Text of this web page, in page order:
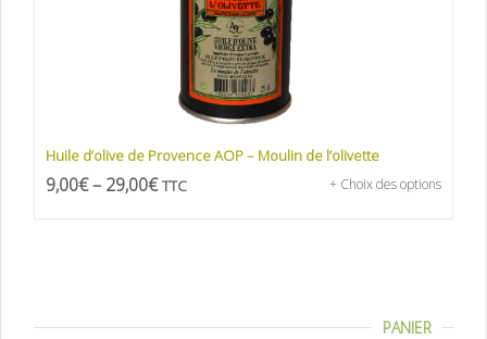
Huile d’olive de Provence AOP – Moulin de l’olivette
9,00€– 29,00€ TTC + Choix des options
PANIER